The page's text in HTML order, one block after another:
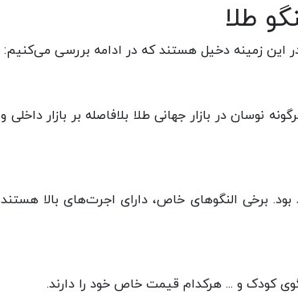
طلا
این زمینه دخیل هستند که در ادامه بررسی می‌کنیم:
قیمت هر گرم طلای ۱۸ عیار است. هرگونه نوسان در بازار جهانی طلا بلافاصله بر بازار داخلی و
برخی النگوهای خاص، دارای اجرت‌های بالا هستند
کودک و ... هرکدام قیمت خاص خود را دارند.